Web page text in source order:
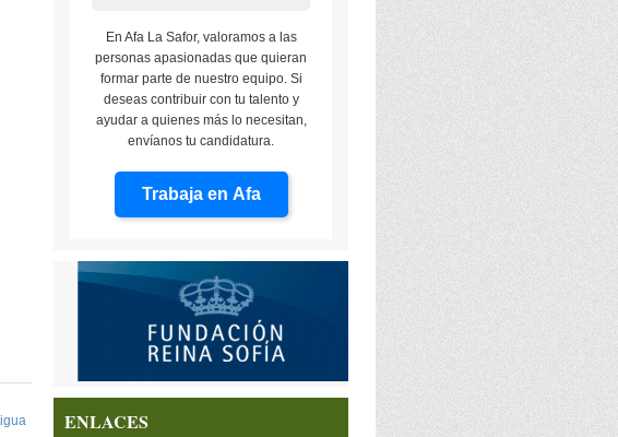
En Afa La Safor, valoramos a las
personas apasionadas que quieran
formar parte de nuestro equipo. Si
deseas contribuir con tu talento y
ayudar a quienes más lo necesitan,
envíanos tu candidatura.
Trabaja en Afa
ENLACES